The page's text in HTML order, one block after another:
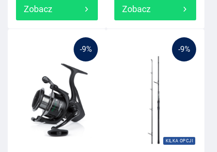
Zobacz Zobacz
-9% -9%
KILKA OPCJI